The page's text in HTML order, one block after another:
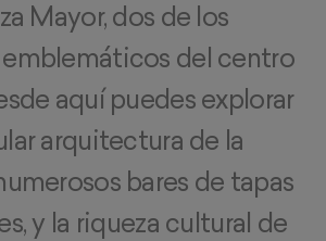
Mayor, dos de los
emblemáticos del centro
aquí puedes explorar
arquitectura de la
bares de tapas
y la riqueza cultural de